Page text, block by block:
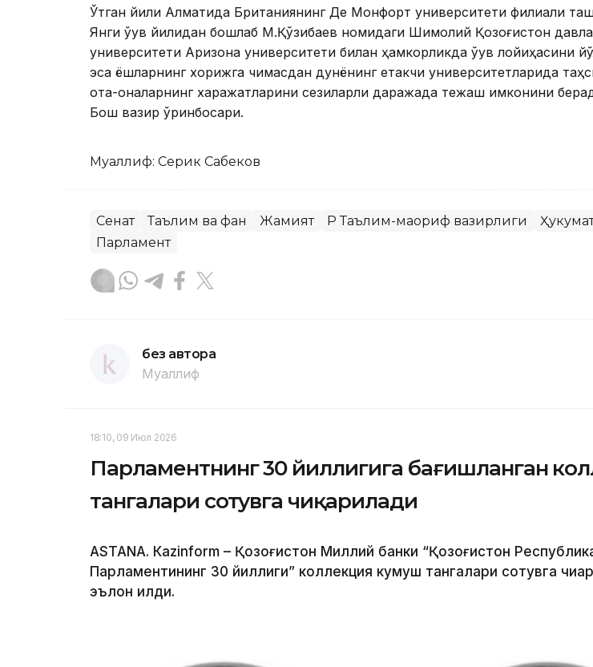
Ўтган йили Алматида Британиянинг Де Монфорт университети филиали
Янги ўқув йилидан бошлаб М.Қўзибаев номидаги Шимолий Қозоғистон
университети Аризона университети билан ҳамкорликда ўқув лойиҳасини
эса ёшларнинг хорижга чиқмасдан дунёнинг етакчи университетларида
ота-оналарнинг харажатларини сезиларли даражада тежаш имконини
Бош вазир ўринбосари.
Муаллиф: Серик Сабеков
Сенат Таълим ва фан Жамият ҚР Таълим-маориф вазирлиги
Парламент
без автора
Муаллиф
18:10, 09 Июл 2026
Парламентнинг 30 йиллигига бағишланган
тангалари сотувга чиқарилади
ASTANА. Кazinform – Қозоғистон Миллий банки “Қозоғистон
Парламентининг 30 йиллиги” коллекция кумуш тангалари сотувга
эълон қилди.